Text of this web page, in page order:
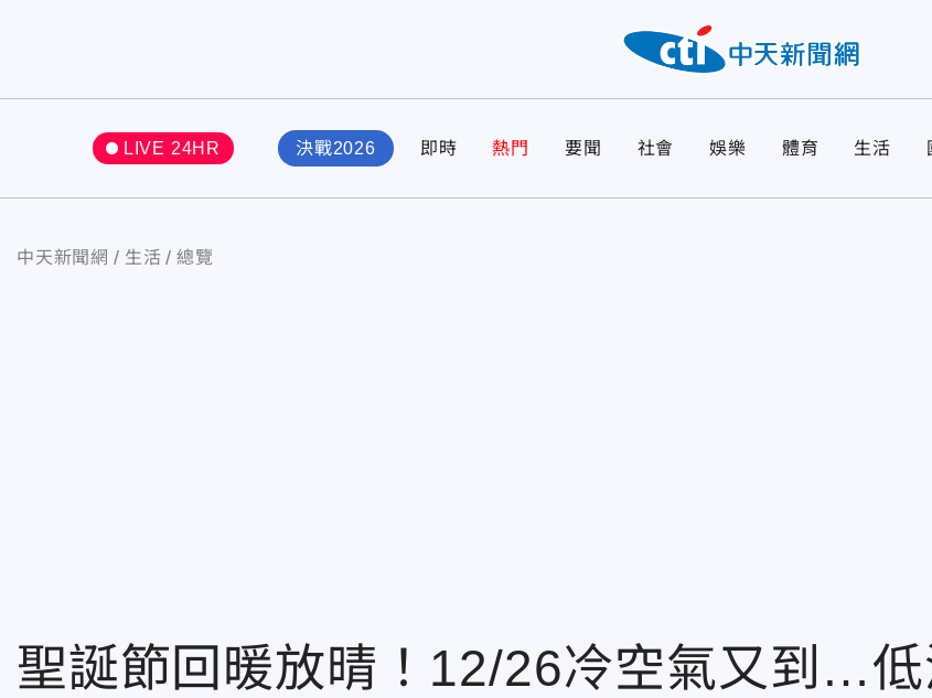
LIVE 24HR 決戰2026 即時 熱門 要聞 社會 娛樂 體育 生活
中天新聞網 生活 總覽
聖誕節回暖放晴！12/26冷空氣又到…低